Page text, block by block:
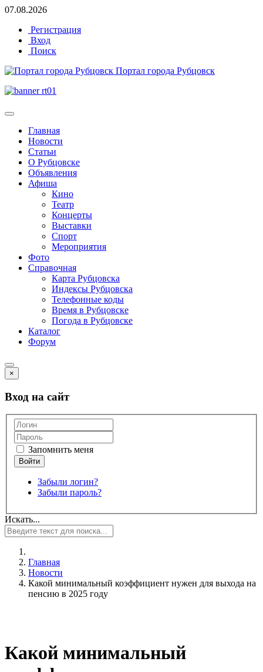
07.08.2026
Регистрация
Вход
Поиск
Портал города Рубцовск
Главная
Новости
Статьи
О Рубцовске
Объявления
Афиша
Кино
Театр
Концерты
Выставки
Спорт
Мероприятия
Фото
Справочная
Карта Рубцовска
Индексы Рубцовска
Телефонные коды
Время в Рубцовске
Погода в Рубцовске
Каталог
Форум
×
Вход на сайт
Запомнить меня
Забыли логин?
Забыли пароль?
Искать...
Главная
Новости
Какой минимальный коэффициент нужен для выхода на
пенсию в 2025 году
Какой минимальный